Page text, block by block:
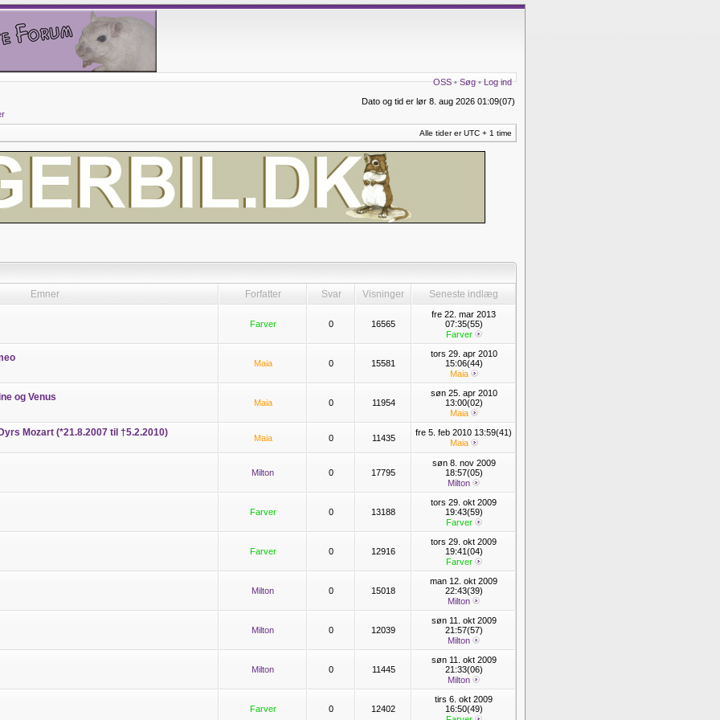
OSS•Søg•Log ind
Dato og tid er lør 8. aug 2026 01:09(07)
Alle tider er UTC + 1 time
Emner Forfatter Svar Visninger Seneste indlæg
Farver 0 16565
fre 22. mar 2013
07:35(55)
Farver
Maia 0 15581
tors 29. apr 2010
15:06(44)
Maia
og Venus Maia 0 11954
søn 25. apr 2010
13:00(02)
Maia
Mozart (*21.8.2007 til †5.2.2010) Maia 0 11435
fre 5. feb 2010 13:59(41)
Maia
Milton 0 17795
søn 8. nov 2009
18:57(05)
Milton
Farver 0 13188
tors 29. okt 2009
19:43(59)
Farver
Farver 0 12916
tors 29. okt 2009
19:41(04)
Farver
Milton 0 15018
man 12. okt 2009
22:43(39)
Milton
Milton 0 12039
søn 11. okt 2009
21:57(57)
Milton
Milton 0 11445
søn 11. okt 2009
21:33(06)
Milton
Farver 0 12402
tirs 6. okt 2009
16:50(49)